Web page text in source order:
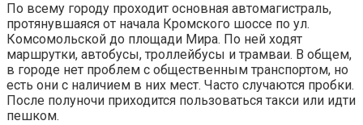
По всему городу проходит основная автомагистраль,
протянувшаяся от начала Кромского шоссе по ул.
Комсомольской до площади Мира. По ней ходят
маршрутки, автобусы, троллейбусы и трамваи. В общем,
в городе нет проблем с общественным транспортом, но
есть они с наличием в них мест. Часто случаются пробки.
После полуночи приходится пользоваться такси или идти
пешком.